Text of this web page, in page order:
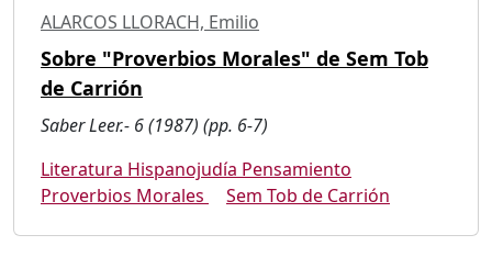
ALARCOS LLORACH, Emilio
Sobre "Proverbios Morales" de Sem Tob
de Carrión
Saber Leer.- 6 (1987) (pp. 6-7)
Literatura Hispanojudía Pensamiento
Proverbios Morales
Sem Tob de Carrión